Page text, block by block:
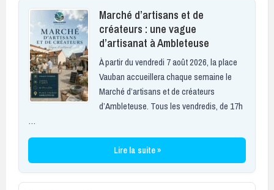
Marché d’artisans et de
créateurs : une vague
d’artisanat à Ambleteuse
À partir du vendredi 7 août 2026, la place
Vauban accueillera chaque semaine le
Marché d’artisans et de créateurs
d’Ambleteuse. Tous les vendredis, de 17h
…
Lire la suite »